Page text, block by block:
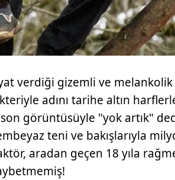
verdiği gizemli ve melankolik
adını tarihe altın
görüntüsüyle "yok artık"
teni ve bakışlarıyla
aradan geçen 18 yıla